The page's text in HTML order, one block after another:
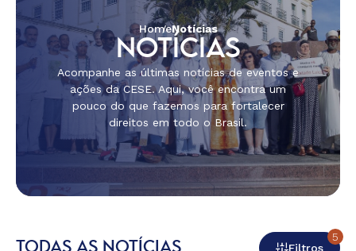
HomeNotícias
NOTÍCIAS
Acompanhe as últimas notícias de eventos e
ações da CESE. Aqui, você encontra um
pouco do que fazemos para fortalecer
direitos em todo o Brasil.
TODAS AS NOTÍCIAS Filtros
5